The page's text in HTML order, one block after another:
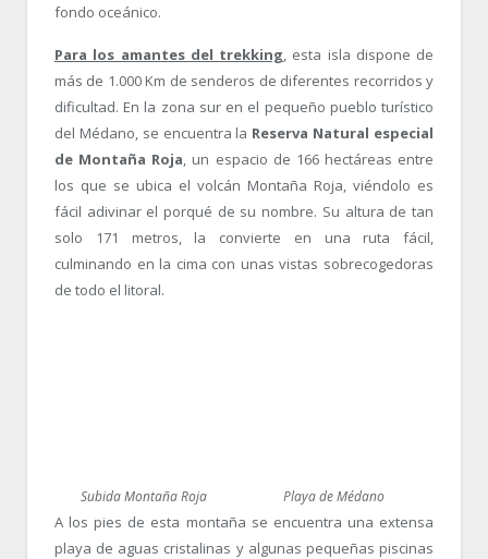
fondo oceánico.
Para los amantes del trekking, esta isla dispone de
más de 1.000 Km de senderos de diferentes recorridos y
dificultad. En la zona sur en el pequeño pueblo turístico
del Médano, se encuentra la Reserva Natural especial
de Montaña Roja, un espacio de 166 hectáreas entre
los que se ubica el volcán Montaña Roja, viéndolo es
fácil adivinar el porqué de su nombre. Su altura de tan
solo 171 metros, la convierte en una ruta fácil,
culminando en la cima con unas vistas sobrecogedoras
de todo el litoral.
Subida Montaña Roja Playa de Médano
A los pies de esta montaña se encuentra una extensa
playa de aguas cristalinas y algunas pequeñas piscinas